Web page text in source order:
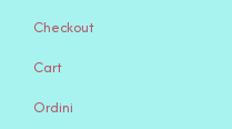
Checkout
Cart
Ordini